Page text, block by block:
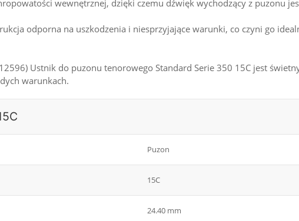
wewnętrznej, dzięki czemu dźwięk wychodzący z puzonu
odporna na uszkodzenia i niesprzyjające warunki, co czyni go
Ustnik do puzonu tenorowego Standard Serie 350 15C jest
warunkach.
Puzon
15C
24.40 mm